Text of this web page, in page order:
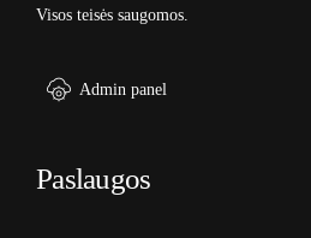
Visos teisės saugomos.
Admin panel
Paslaugos